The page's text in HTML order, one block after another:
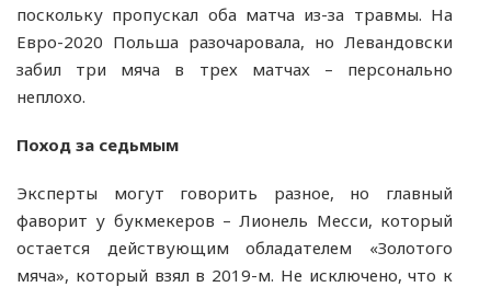
поскольку пропускал оба матча из-за травмы. На
Евро-2020 Польша разочаровала, но Левандовски
забил три мяча в трех матчах – персонально
неплохо.
Поход за седьмым
Эксперты могут говорить разное, но главный
фаворит у букмекеров – Лионель Месси, который
остается действующим обладателем «Золотого
мяча», который взял в 2019-м. Не исключено, что к